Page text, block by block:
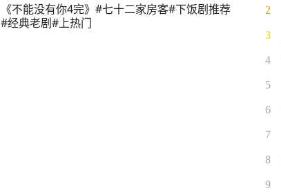
《不能没有你4完》#七十二家房客#下饭剧推荐
#经典老剧#上热门
2
3
4
5
6
7
8
9